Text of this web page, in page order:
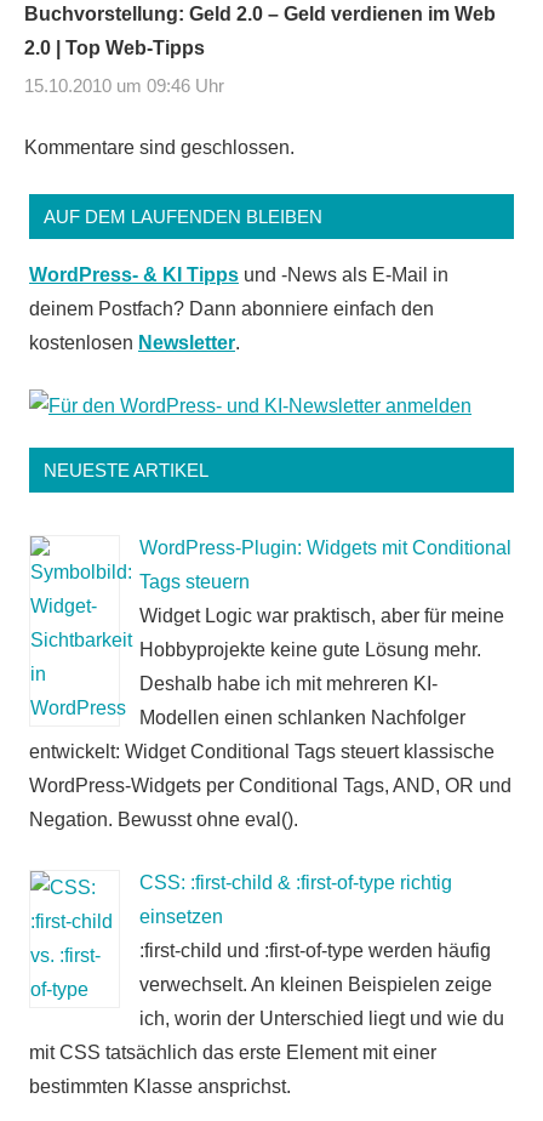
Buchvorstellung: Geld 2.0 – Geld verdienen im Web
2.0 | Top Web-Tipps
15.10.2010 um 09:46 Uhr
Kommentare sind geschlossen.
AUF DEM LAUFENDEN BLEIBEN
WordPress- & KI Tipps und -News als E-Mail in
deinem Postfach? Dann abonniere einfach den
kostenlosen Newsletter.
NEUESTE ARTIKEL
WordPress-Plugin: Widgets mit Conditional
Tags steuern
Widget Logic war praktisch, aber für meine
Hobbyprojekte keine gute Lösung mehr.
Deshalb habe ich mit mehreren KI-
Modellen einen schlanken Nachfolger
entwickelt: Widget Conditional Tags steuert klassische
WordPress-Widgets per Conditional Tags, AND, OR und
Negation. Bewusst ohne eval().
CSS: :first-child & :first-of-type richtig
einsetzen
:first-child und :first-of-type werden häufig
verwechselt. An kleinen Beispielen zeige
ich, worin der Unterschied liegt und wie du
mit CSS tatsächlich das erste Element mit einer
bestimmten Klasse ansprichst.